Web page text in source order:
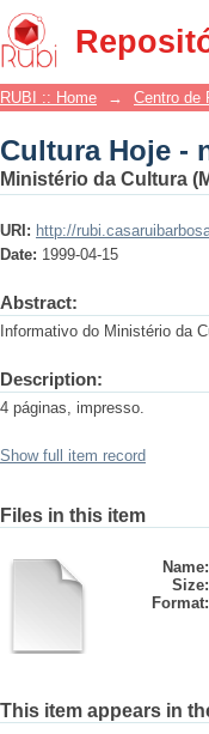
Cultura Hoje -
RUBI :: Home → Centro de
Cultura Hoje -
Ministério da Cultura
URI: http://
Date: 1999-04-15
Abstract:
Informativo do Ministério da
Description:
4 páginas, impresso.
Show full item record
Files in this item
Name:
Size:
Format:
This item appears in